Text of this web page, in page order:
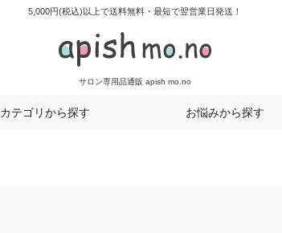
5,000円(税込)以上で送料無料・最短で翌営業日発送！
サロン専用品通販 apish mo.no
カテゴリから探す お悩みから探す